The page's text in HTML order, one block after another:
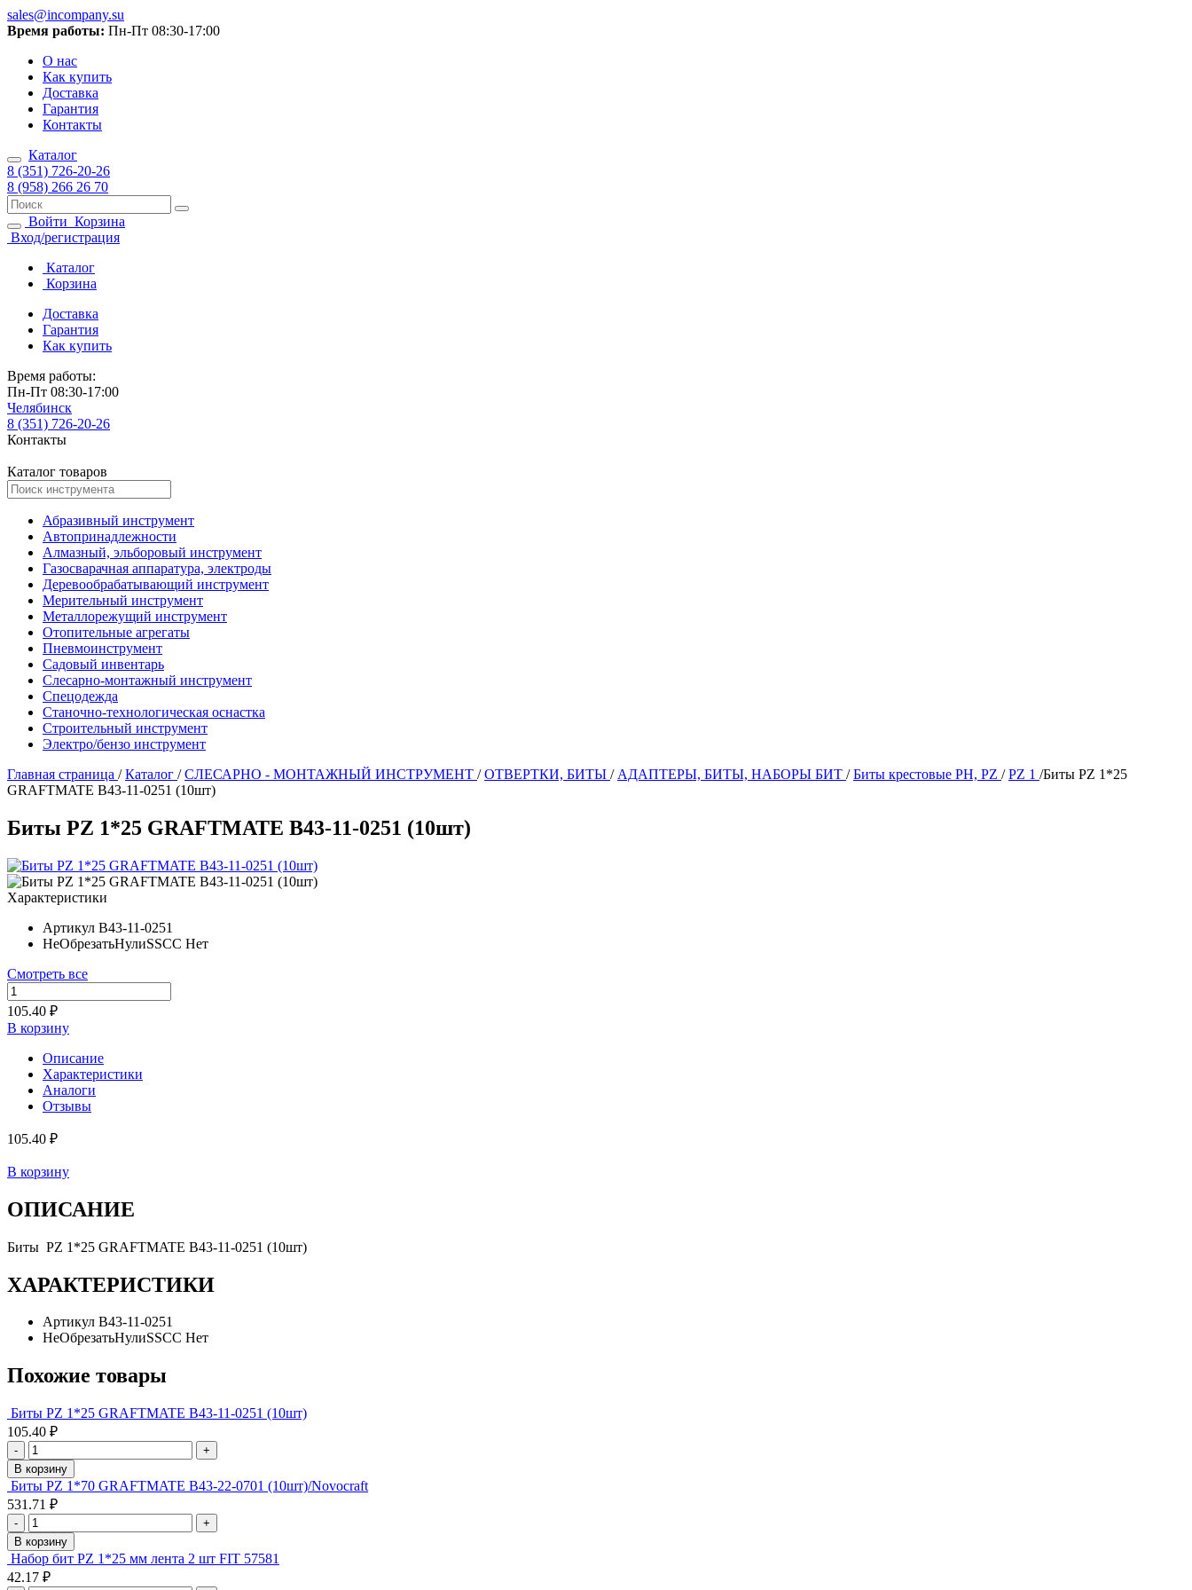
sales@incompany.su
Время работы: Пн-Пт 08:30-17:00
О нас
Как купить
Доставка
Гарантия
Контакты
Каталог
8 (351) 726-20-26
8 (958) 266 26 70
Войти Корзина
Вход/регистрация
Каталог
Корзина
Доставка
Гарантия
Как купить
Время работы:
Пн-Пт 08:30-17:00
Челябинск
8 (351) 726-20-26
Контакты
Каталог товаров
Абразивный инструмент
Автопринадлежности
Алмазный, эльборовый инструмент
Газосварачная аппаратура, электроды
Деревообрабатывающий инструмент
Мерительный инструмент
Металлорежущий инструмент
Отопительные агрегаты
Пневмоинструмент
Садовый инвентарь
Слесарно-монтажный инструмент
Спецодежда
Станочно-технологическая оснастка
Строительный инструмент
Электро/бензо инструмент
Главная страница / Каталог / СЛЕСАРНО - МОНТАЖНЫЙ ИНСТРУМЕНТ / ОТВЕРТКИ, БИТЫ / АДАПТЕРЫ, БИТЫ, НАБОРЫ БИТ / Биты крестовые PH, PZ / PZ 1 /Биты PZ 1*25
GRAFTMATE В43-11-0251 (10шт)
Биты PZ 1*25 GRAFTMATE В43-11-0251 (10шт)
Характеристики
Артикул В43-11-0251
НеОбрезатьНулиSSCC Нет
Смотреть все
105.40 ₽
В корзину
Описание
Характеристики
Аналоги
Отзывы
105.40 ₽
В корзину
ОПИСАНИЕ
Биты PZ 1*25 GRAFTMATE В43-11-0251 (10шт)
ХАРАКТЕРИСТИКИ
Артикул В43-11-0251
НеОбрезатьНулиSSCC Нет
Похожие товары
Биты PZ 1*25 GRAFTMATE В43-11-0251 (10шт)
105.40 ₽
-
+
В корзину
Биты PZ 1*70 GRAFTMATE В43-22-0701 (10шт)/Novocraft
531.71 ₽
-
+
В корзину
Набор бит PZ 1*25 мм лента 2 шт FIT 57581
42.17 ₽